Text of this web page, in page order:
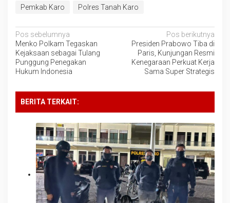
Pemkab Karo Polres Tanah Karo
Navigasi
pos
Pos sebelumnya
Menko Polkam Tegaskan
Kejaksaan sebagai Tulang
Punggung Penegakan
Hukum Indonesia
Pos berikutnya
Presiden Prabowo Tiba di
Paris, Kunjungan Resmi
Kenegaraan Perkuat Kerja
Sama Super Strategis
BERITA TERKAIT: